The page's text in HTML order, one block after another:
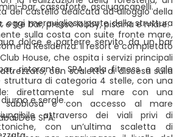
del castello dedicata ad alloggio della
oggi meravigliosa parte della struttura
sulla costa con suite fronte mare,
la Residenza. Il resort è completato
House, che ospita i servizi principali
ristorante, SPA, sala fitness e sale
struttura di categoria 4 stelle, con una
direttamente sul mare con una
sabbiosa e con accesso al mare
attraverso dei viali privi di
con un’ultima scaletta di
bar, cassaforte, asciugacapelli.
e tre bar, presso lobby, piscina e mare.
dolce e parterre servito da un bar
con scaletta di discesa sulla
e serale.
Dee SPA.